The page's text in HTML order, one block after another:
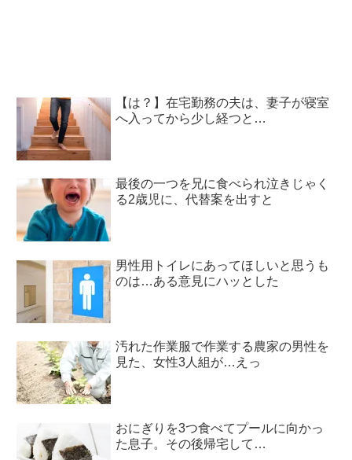
【は？】在宅勤務の夫は、妻子が寝室
へ入ってから少し経つと…
最後の一つを兄に食べられ泣きじゃく
る2歳児に、代替案を出すと
男性用トイレにあってほしいと思うも
のは…ある意見にハッとした
汚れた作業服で作業する農家の男性を
見た、女性3人組が…えっ
おにぎりを3つ食べてプールに向かっ
た息子。その後帰宅して…